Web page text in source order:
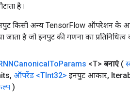
है।
किसी अन्य TensorFlow ऑपरेशन के
जाता है जो इनपुट की गणना का प्रतिनिधित्व
ToParams <T> बनाएं (
, ऑपरेंड <TInt32> इनपुट आकार,
)